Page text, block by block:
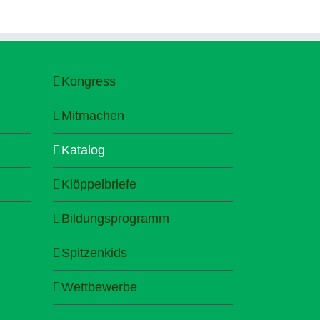
Kongress
Mitmachen
Katalog
Klöppelbriefe
Bildungsprogramm
Spitzenkids
Wettbewerbe